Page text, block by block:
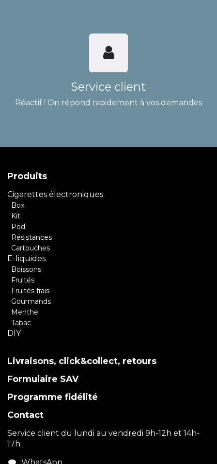
Service client
Réactif ! On répond rapidement à vos demandes
Produits
Cigarettes électroniques
Box
Kit
Pod
Résistances
Cartouches
E-liquides
Boissons
Fruités
Fruités frais
Gourmands
Menthe
Tabac
DIY
Livraisons, click&collect, retours
Formulaire SAV
Programme fidélité
Contact
Service client du lundi au vendredi 9h-12h et 14h-
17h
WhatsApp